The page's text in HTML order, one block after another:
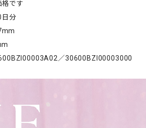
です
分
／30600BZI00003000